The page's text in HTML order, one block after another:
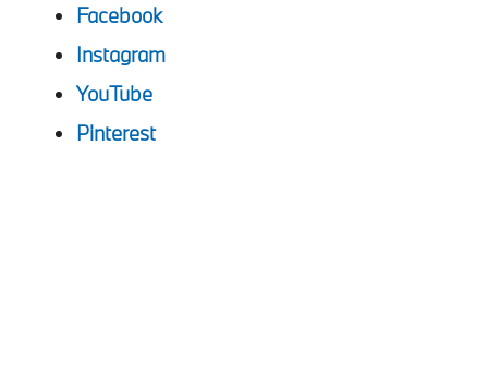
Facebook
Instagram
YouTube
Pinterest